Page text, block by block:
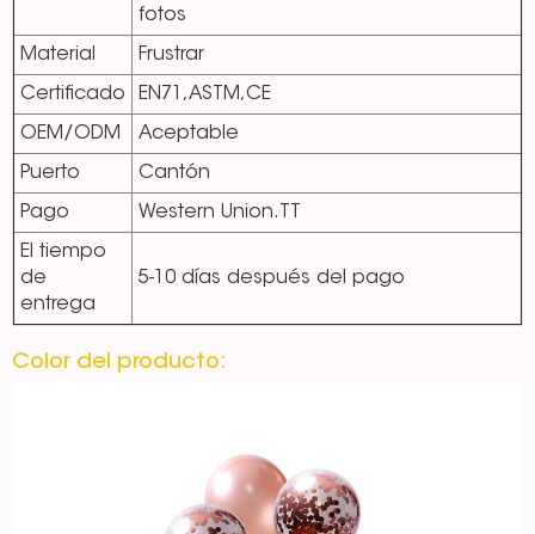
fotos
Material Frustrar
Certificado EN71,ASTM,CE
OEM/ODM Aceptable
Puerto Cantón
Pago Western Union.TT
El tiempo
de
entrega
5-10 días después del pago
Color del producto: